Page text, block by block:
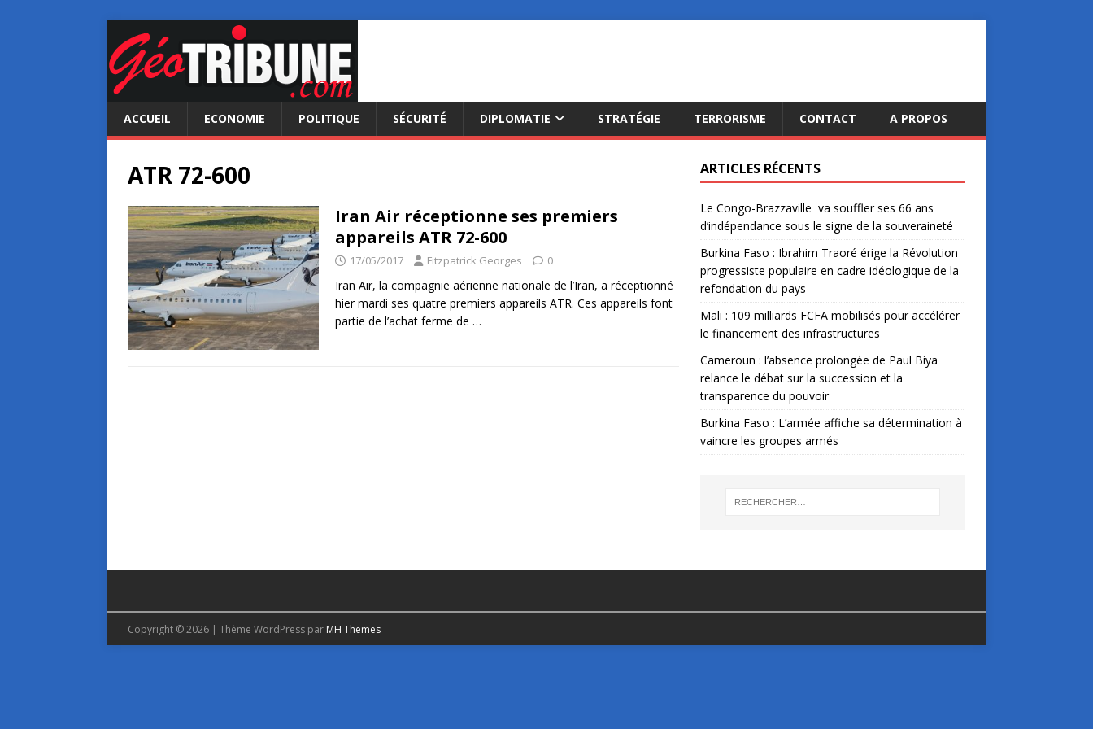
ACCUEIL ECONOMIE POLITIQUE SÉCURITÉ DIPLOMATIE STRATÉGIE TERRORISME CONTACT A PROPOS
ATR 72-600
Iran Air réceptionne ses premiers
appareils ATR 72-600
17/05/2017 Fitzpatrick Georges 0
Iran Air, la compagnie aérienne nationale de l’Iran, a réceptionné
hier mardi ses quatre premiers appareils ATR. Ces appareils font
partie de l’achat ferme de …
ARTICLES RÉCENTS
Le Congo-Brazzaville va souffler ses 66 ans
d’indépendance sous le signe de la souveraineté
Burkina Faso : Ibrahim Traoré érige la Révolution
progressiste populaire en cadre idéologique de la
refondation du pays
Mali : 109 milliards FCFA mobilisés pour accélérer
le financement des infrastructures
Cameroun : l’absence prolongée de Paul Biya
relance le débat sur la succession et la
transparence du pouvoir
Burkina Faso : L’armée affiche sa détermination à
vaincre les groupes armés
Copyright © 2026 | Thème WordPress par MH Themes